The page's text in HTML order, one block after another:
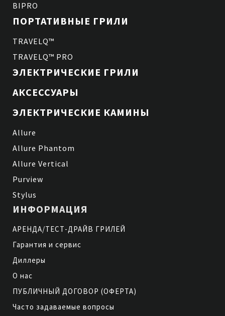
BIPRO
ПОРТАТИВНЫЕ ГРИЛИ
TRAVELQ™
TRAVELQ™ PRO
ЭЛЕКТРИЧЕСКИЕ ГРИЛИ
АКСЕССУАРЫ
ЭЛЕКТРИЧЕСКИЕ КАМИНЫ
Allure
Allure Phantom
Allure Vertical
Purview
Stylus
ИНФОРМАЦИЯ
АРЕНДА/ТЕСТ-ДРАЙВ ГРИЛЕЙ
Гарантия и сервис
Диллеры
О нас
ПУБЛИЧНЫЙ ДОГОВОР (ОФЕРТА)
Часто задаваемые вопросы